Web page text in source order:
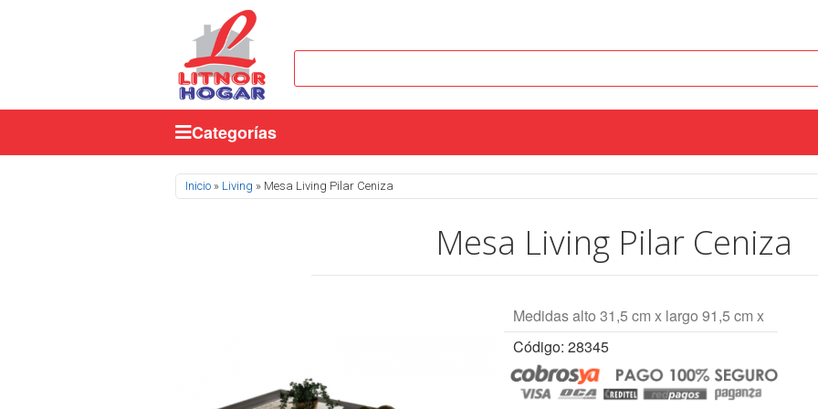
Categorías
Se encuentra usted aquí
Inicio » Living » Mesa Living Pilar Ceniza
Mesa Living Pilar Ceniza
Medidas alto 31,5 cm x largo 91,5 cm x
Código: 28345